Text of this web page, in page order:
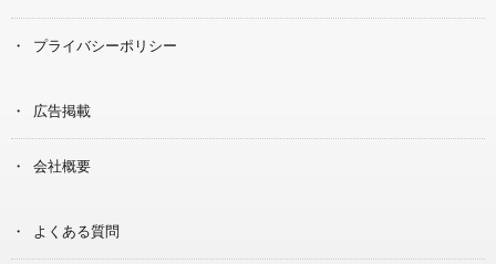
プライバシーポリシー
広告掲載
会社概要
よくある質問